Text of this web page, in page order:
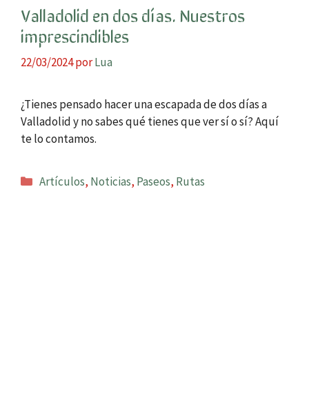
Valladolid en dos días. Nuestros
imprescindibles
22/03/2024porLua
¿Tienes pensado hacer una escapada de dos días a
Valladolid y no sabes qué tienes que ver sí o sí? Aquí
te lo contamos.
Categorías
Artículos, Noticias, Paseos, Rutas